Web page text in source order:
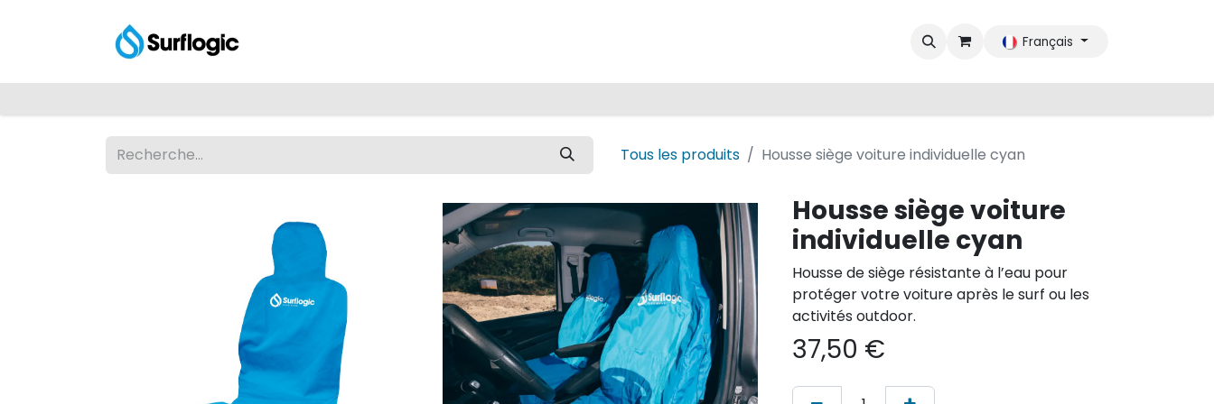
Français
Tous les produits Housse siège voiture individuelle cyan
Housse siège voiture
individuelle cyan
Housse de siège résistante à l’eau pour
protéger votre voiture après le surf ou les
activités outdoor.
37,50 €